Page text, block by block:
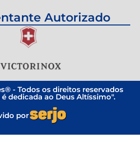
Autorizado
- Todos os direitos reservados
dedicada ao Deus Altíssimo".
por